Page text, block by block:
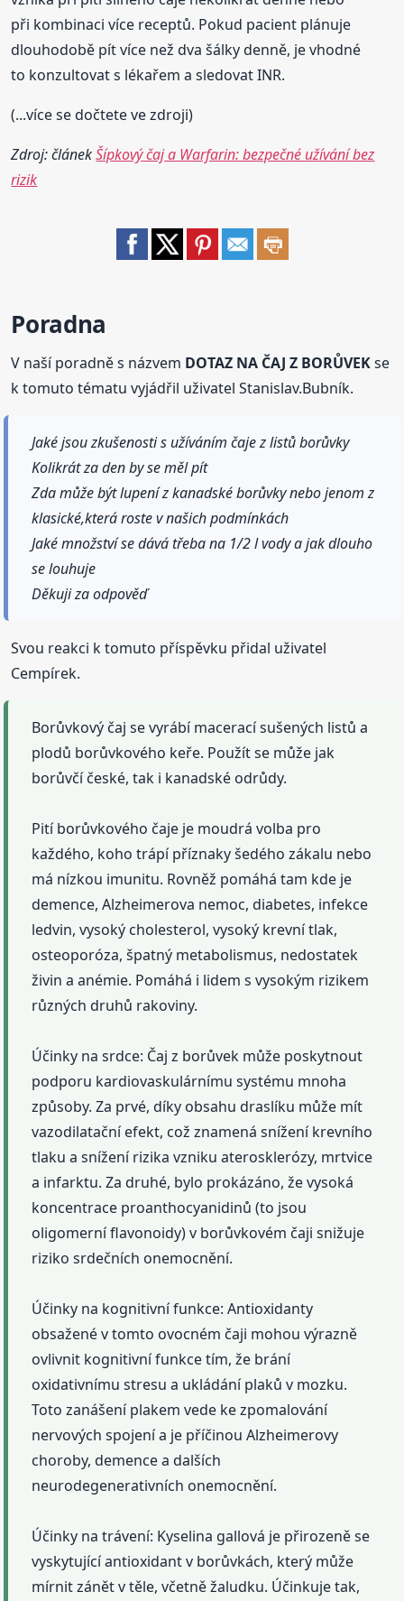
při kombinaci více receptů. Pokud pacient plánuje
dlouhodobě pít více než dva šálky denně, je vhodné
to konzultovat s lékařem a sledovat INR.
(...více se dočtete ve zdroji)
Zdroj: článekŠípkový čaj a Warfarin: bezpečné užívání bez
rizik
Poradna
V naší poradně s názvem DOTAZ NA ČAJ Z BORŮVEKse
k tomuto tématu vyjádřil uživatel Stanislav.Bubník.
Jaké jsou zkušenosti s užíváním čaje z listů borůvky
Kolikrát za den by se měl pít
Zda může být lupení z kanadské borůvky nebo jenom z
klasické,která roste v našich podmínkách
Jaké množství se dává třeba na 1/2 l vody a jak dlouho
se louhuje
Děkuji za odpověď
Svou reakci k tomuto příspěvku přidal uživatel
Cempírek.
Borůvkový čaj se vyrábí macerací sušených listů a
plodů borůvkového keře. Použít se může jak
borůvčí české, tak i kanadské odrůdy.
Pití borůvkového čaje je moudrá volba pro
každého, koho trápí příznaky šedého zákalu nebo
má nízkou imunitu. Rovněž pomáhá tam kde je
demence, Alzheimerova nemoc, diabetes, infekce
ledvin, vysoký cholesterol, vysoký krevní tlak,
osteoporóza, špatný metabolismus, nedostatek
živin a anémie. Pomáhá i lidem s vysokým rizikem
různých druhů rakoviny.
Účinky na srdce: Čaj z borůvek může poskytnout
podporu kardiovaskulárnímu systému mnoha
způsoby. Za prvé, díky obsahu draslíku může mít
vazodilatační efekt, což znamená snížení krevního
tlaku a snížení rizika vzniku aterosklerózy, mrtvice
a infarktu. Za druhé, bylo prokázáno, že vysoká
koncentrace proanthocyanidinů (to jsou
oligomerní flavonoidy) v borůvkovém čaji snižuje
riziko srdečních onemocnění.
Účinky na kognitivní funkce: Antioxidanty
obsažené v tomto ovocném čaji mohou výrazně
ovlivnit kognitivní funkce tím, že brání
oxidativnímu stresu a ukládání plaků v mozku.
Toto zanášení plakem vede ke zpomalování
nervových spojení a je příčinou Alzheimerovy
choroby, demence a dalších
neurodegenerativních onemocnění.
Účinky na trávení: Kyselina gallová je přirozeně se
vyskytující antioxidant v borůvkách, který může
mírnit zánět v těle, včetně žaludku. Účinkuje tak,